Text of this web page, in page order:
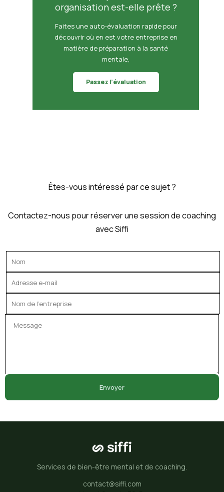
organisation est-elle prête ?
Faites une auto-évaluation rapide pour
découvrir où en est votre entreprise en
matière de préparation à la santé
mentale,
Passez l’évaluation
Êtes-vous intéressé par ce sujet ?
Contactez-nous pour réserver une session de coaching
avec Siffi
Envoyer
Services de bien-être mental et de coaching.
contact@siffi.com